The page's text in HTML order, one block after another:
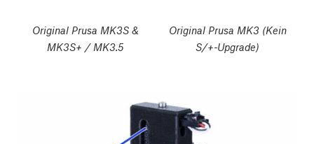
Original Prusa MK3S &
MK3S+ / MK3.5
Original Prusa MK3 (Kein
S/+-Upgrade)